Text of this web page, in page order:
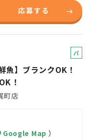
応募する
パ
】ブランクOK！
！
店
Google Map ）